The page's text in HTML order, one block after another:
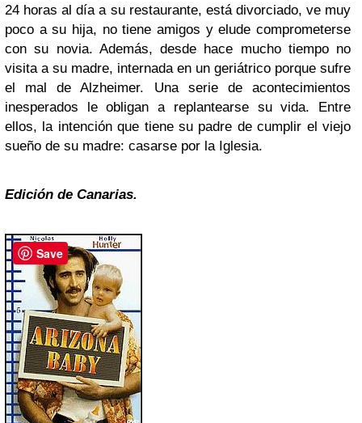
24 horas al día a su restaurante, está divorciado, ve muy
poco a su hija, no tiene amigos y elude comprometerse
con su novia. Además, desde hace mucho tiempo no
visita a su madre, internada en un geriátrico porque sufre
el mal de Alzheimer. Una serie de acontecimientos
inesperados le obligan a replantearse su vida. Entre
ellos, la intención que tiene su padre de cumplir el viejo
sueño de su madre: casarse por la Iglesia.
Edición de Canarias.
Save